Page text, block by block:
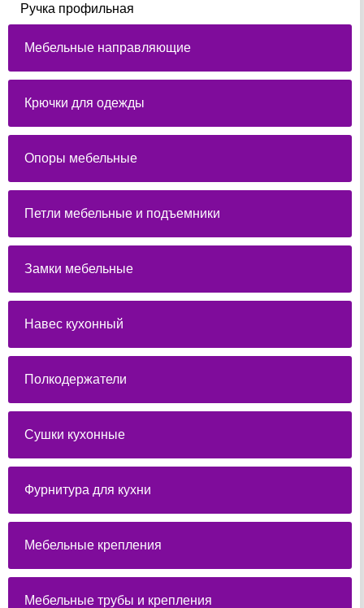
Ручка профильная
Мебельные направляющие
Крючки для одежды
Опоры мебельные
Петли мебельные и подъемники
Замки мебельные
Навес кухонный
Полкодержатели
Сушки кухонные
Фурнитура для кухни
Мебельные крепления
Мебельные трубы и крепления